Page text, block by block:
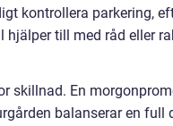
kontrollera parkering,
till med råd eller
skillnad. En
balanserar en full